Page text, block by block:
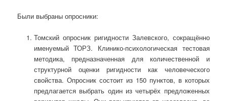
Были выбраны опросники:
Томский опросник ригидности Залевского, сокращённо
именуемый ТОРЗ. Клинико-психологическая тестовая
методика, предназначенная для количественной и
структурной оценки ригидности как человеческого
свойства. Опросник состоит из 150 пунктов, в которых
предлагается выбрать один из четырёх предложенных